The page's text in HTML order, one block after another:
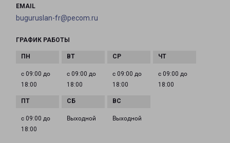
EMAIL
buguruslan-fr@pecom.ru
ГРАФИК РАБОТЫ
с 09:00 до
18:00
с 09:00 до
18:00
с 09:00 до
18:00
с 09:00 до
18:00
с 09:00 до
18:00
Выходной Выходной